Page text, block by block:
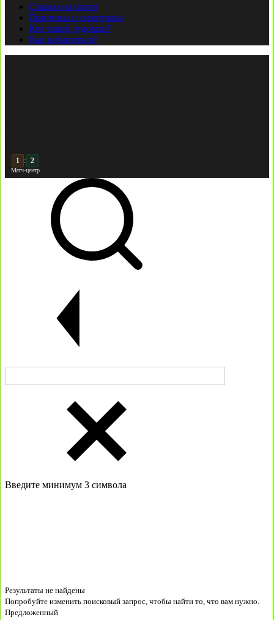
Ставки на спорт
Причины и симптомы
Кто такой лудоман?
Как избавиться?
2 : 2
Матч-центр
Введите минимум 3 символа
Результаты не найдены
Попробуйте изменить поисковый запрос, чтобы найти то, что вам нужно.
Предложенный